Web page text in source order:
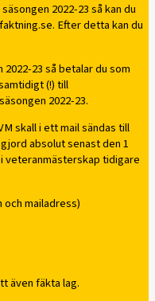
2022-23 så kan du
Efter detta kan du
23 så betalar du som
(!) till
2022-23.
skall i ett mail sändas till
absolut senast den 1
veteranmästerskap tidigare
mailadress)
även fäkta lag.